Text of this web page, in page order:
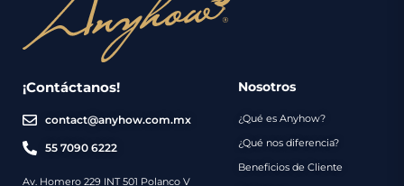
¡Contáctanos!
contact@anyhow.com.mx
55 7090 6222
Av. Homero 229 INT 501 Polanco V
Nosotros
¿Qué es Anyhow?
¿Qué nos diferencia?
Beneficios de Cliente
Nosotros
Servicios
Envíos
Métodos
Catálogo
Regalos
Contacto